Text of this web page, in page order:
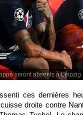
seront absents à Leipzig
ces dernières
droite contre